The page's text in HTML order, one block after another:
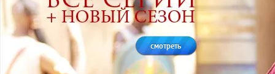
смотреть